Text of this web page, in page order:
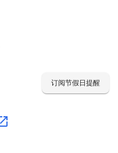
订阅节假日提醒